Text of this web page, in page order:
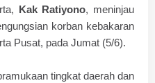
Kak Ratiyono, meninjau
korban kebakaran
Pusat, pada Jumat (5/6).
tingkat daerah dan